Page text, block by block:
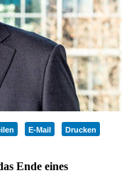
E-Mail Drucken
Ende eines